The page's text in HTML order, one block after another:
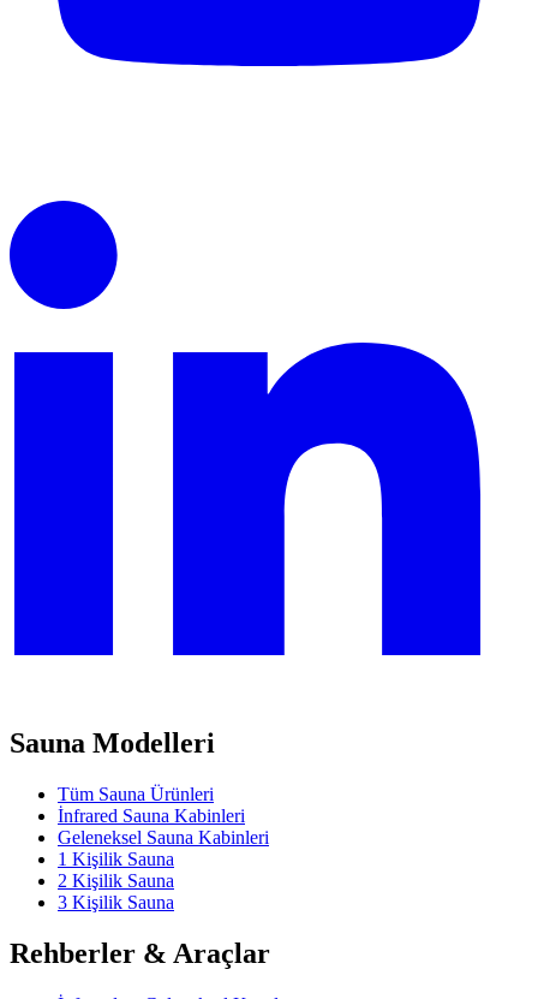
Sauna Modelleri
Tüm Sauna Ürünleri
İnfrared Sauna Kabinleri
Geleneksel Sauna Kabinleri
1 Kişilik Sauna
2 Kişilik Sauna
3 Kişilik Sauna
Rehberler & Araçlar